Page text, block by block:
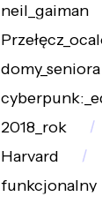
neil_gaiman
domy_seniora
2018_rok
Harvard
funkcjonalny